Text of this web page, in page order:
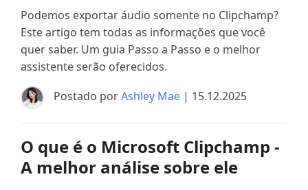
Podemos exportar áudio somente no Clipchamp?
Este artigo tem todas as informações que você
quer saber. Um guia Passo a Passo e o melhor
assistente serão oferecidos.
Postado porAshley Mae | 15.12.2025
O que é o Microsoft Clipchamp -
A melhor análise sobre ele